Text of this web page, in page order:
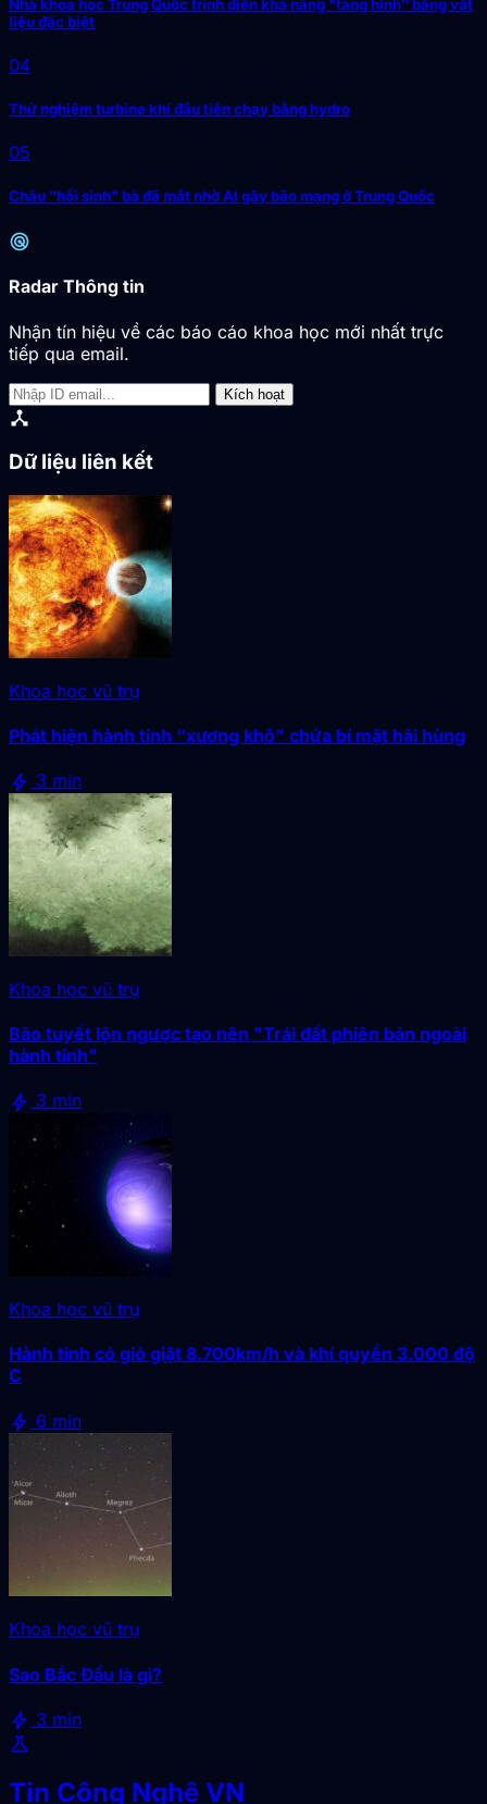
Nhà khoa học Trung Quốc trình diễn khả năng "tàng hình" bằng vật
liệu đặc biệt
04
Thử nghiệm turbine khí đầu tiên chạy bằng hydro
05
Cháu "hồi sinh" bà đã mất nhờ AI gây bão mạng ở Trung Quốc
radar
Radar Thông tin
Nhận tín hiệu về các báo cáo khoa học mới nhất trực
tiếp qua email.
Kích hoạt
device_hub
Dữ liệu liên kết
Khoa học vũ trụ
Phát hiện hành tinh “xương khô” chứa bí mật hãi hùng
bolt 3 min
Khoa học vũ trụ
Bão tuyết lộn ngược tạo nên "Trái đất phiên bản ngoài
hành tinh"
bolt 3 min
Khoa học vũ trụ
Hành tinh có gió giật 8.700km/h và khí quyển 3.000 độ
C
bolt 6 min
Khoa học vũ trụ
Sao Bắc Đẩu là gì?
bolt 3 min
science
Tin Công Nghệ VN